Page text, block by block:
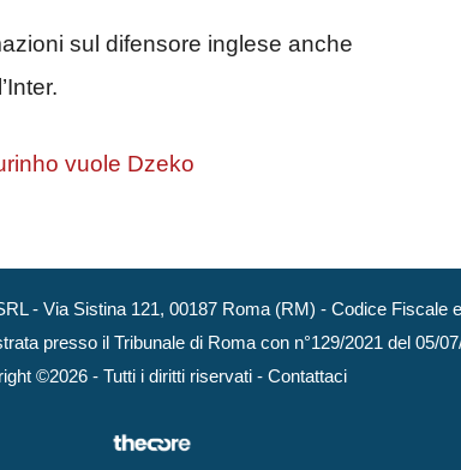
sul difensore inglese anche
vuole Dzeko
- Via Sistina 121, 00187 Roma (RM) - Codice Fiscale
presso il Tribunale di Roma con n°129/2021 del 05/
©2026 - Tutti i diritti riservati - Contattaci